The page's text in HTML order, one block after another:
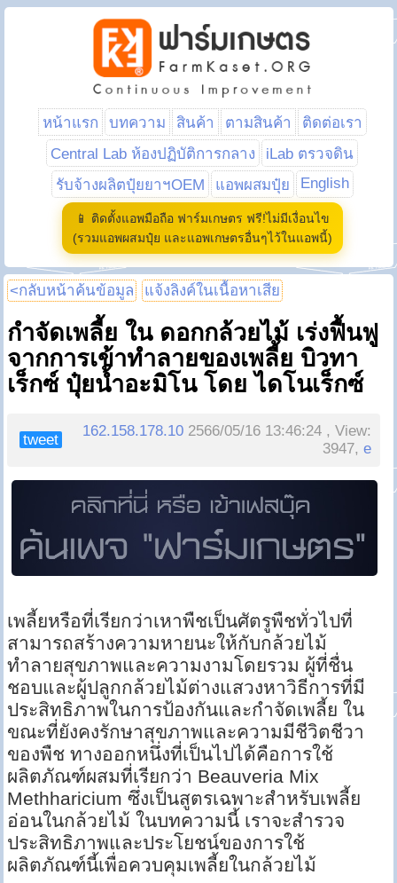
หน้าแรก บทความ สินค้า ตามสินค้า
ติดต่อเรา
Central Lab ห้องปฏิบัติการกลาง
iLab ตรวจดิน
รับจ้างผลิตปุ๋ยยาฯOEM
แอพผสมปุ๋ย English
📱 ติดตั้งแอพมือถือ ฟาร์มเกษตร ฟรี!ไม่มีเงื่อนไข
(รวมแอพผสมปุ๋ย และแอพเกษตรอื่นๆไว้ในแอพนี้)
<กลับหน้าค้นข้อมูล แจ้งลิงค์ในเนื้อหาเสีย
กำจัดเพลี้ย ใน ดอกกล้วยไม้ เร่งฟื้นฟู
จากการเข้าทำลายของเพลี้ย บิวทา
เร็กซ์ ปุ๋ยน้ำอะมิโน โดย ไดโนเร็กซ์
tweet
162.158.178.10 2566/05/16 13:46:24 , View:
3947,e
เพลี้ยหรือที่เรียกว่าเหาพืชเป็นศัตรูพืชทั่วไปที่
สามารถสร้างความหายนะให้กับกล้วยไม้
ทำลายสุขภาพและความงามโดยรวม ผู้ที่ชื่น
ชอบและผู้ปลูกกล้วยไม้ต่างแสวงหาวิธีการที่มี
ประสิทธิภาพในการป้องกันและกำจัดเพลี้ย ใน
ขณะที่ยังคงรักษาสุขภาพและความมีชีวิตชีวา
ของพืช ทางออกหนึ่งที่เป็นไปได้คือการใช้
ผลิตภัณฑ์ผสมที่เรียกว่า Beauveria Mix
Methharicium ซึ่งเป็นสูตรเฉพาะสำหรับเพลี้ย
อ่อนในกล้วยไม้ ในบทความนี้ เราจะสำรวจ
ประสิทธิภาพและประโยชน์ของการใช้
ผลิตภัณฑ์นี้เพื่อควบคุมเพลี้ยในกล้วยไม้